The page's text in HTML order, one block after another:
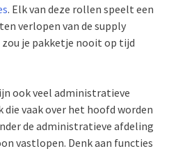
. Elk van deze rollen speelt een
verlopen van de supply
zou je pakketje nooit op tijd
ook veel administratieve
vaak over het hoofd worden
de administratieve afdeling
vastlopen. Denk aan functies